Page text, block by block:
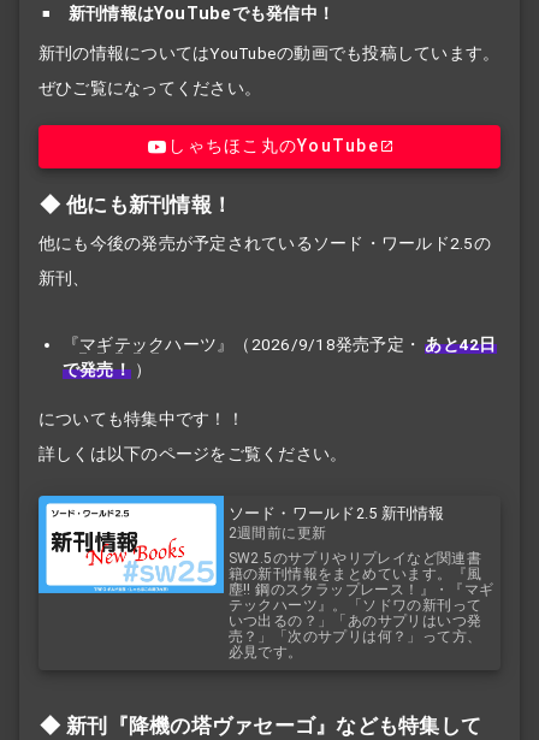
新刊情報はYouTubeでも発信中！
新刊の情報についてはYouTubeの動画でも投稿しています。
ぜひご覧になってください。
しゃちほこ丸のYouTube
他にも新刊情報！
他にも今後の発売が予定されているソード・ワールド2.5の
新刊、
『マギテックハーツ』（2026/9/18発売予定・ あと42日
で発売！ ）
についても特集中です！！
詳しくは以下のページをご覧ください。
ソード・ワールド2.5 新刊情報
2週間前に更新
SW2.5のサプリやリプレイなど関連書
籍の新刊情報をまとめています。『風
塵!! 鋼のスクラップレース！』・『マギ
テックハーツ』。「ソドワの新刊って
いつ出るの？」「あのサプリはいつ発
売？」「次のサプリは何？」って方、
必見です。
新刊『降機の塔ヴァセーゴ』なども特集して